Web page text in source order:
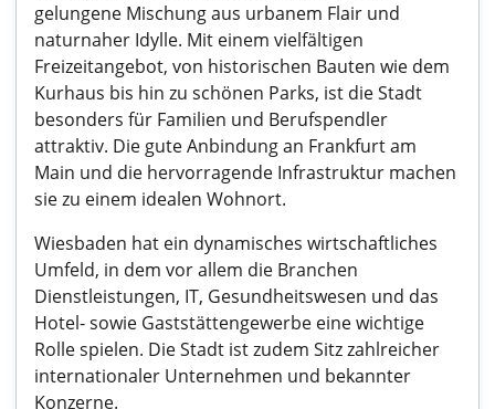
gelungene Mischung aus urbanem Flair und
naturnaher Idylle. Mit einem vielfältigen
Freizeitangebot, von historischen Bauten wie dem
Kurhaus bis hin zu schönen Parks, ist die Stadt
besonders für Familien und Berufspendler
attraktiv. Die gute Anbindung an Frankfurt am
Main und die hervorragende Infrastruktur machen
sie zu einem idealen Wohnort.
Wiesbaden hat ein dynamisches wirtschaftliches
Umfeld, in dem vor allem die Branchen
Dienstleistungen, IT, Gesundheitswesen und das
Hotel- sowie Gaststättengewerbe eine wichtige
Rolle spielen. Die Stadt ist zudem Sitz zahlreicher
internationaler Unternehmen und bekannter
Konzerne.